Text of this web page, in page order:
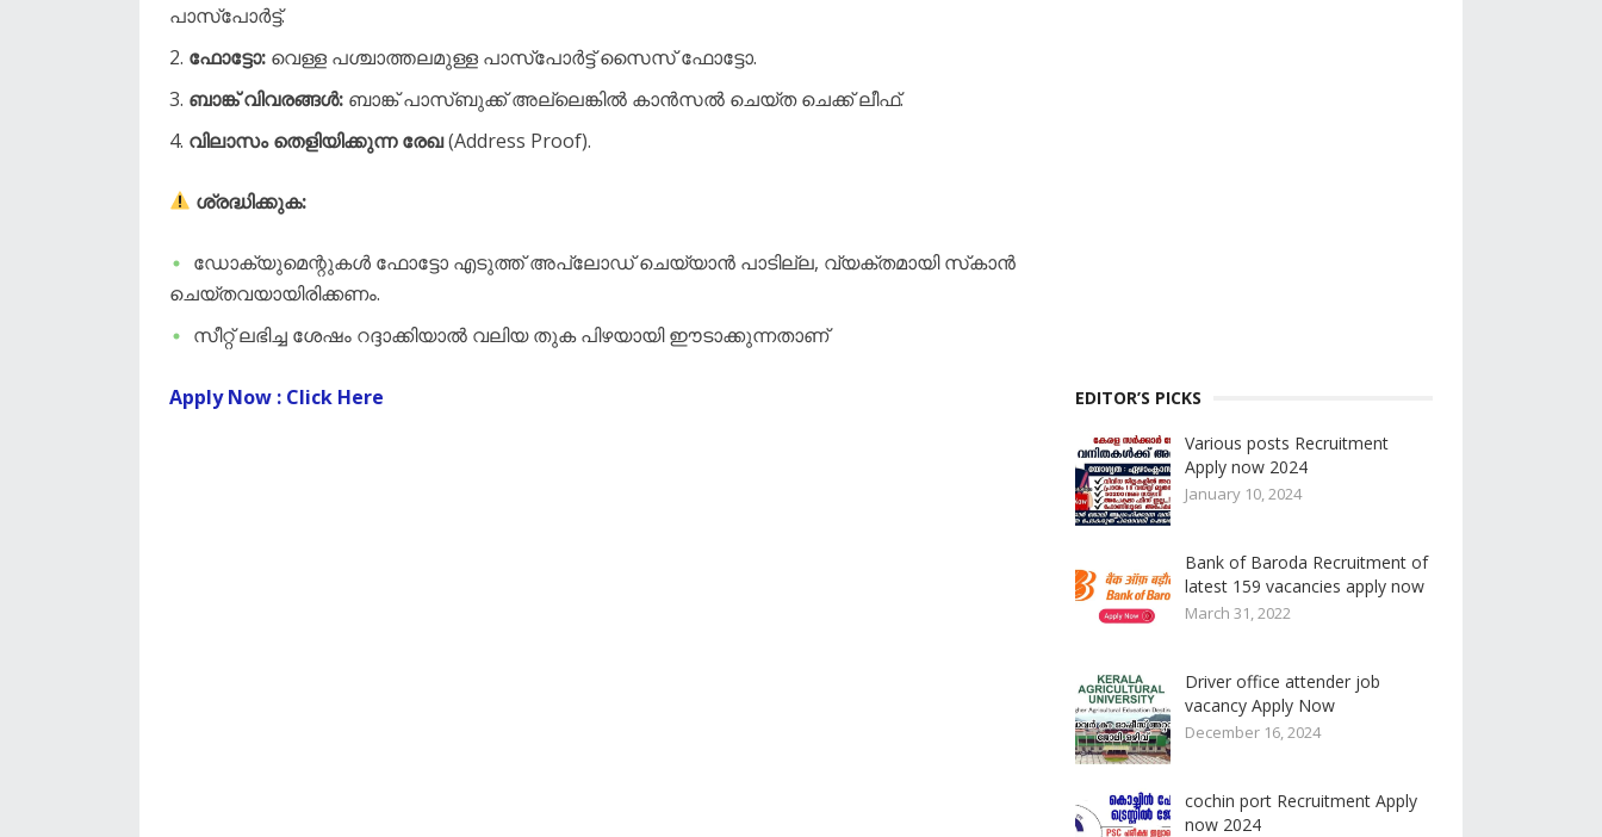
പാസ്‌പോർട്ട്.
ഫോട്ടോ: വെള്ള പശ്ചാത്തലമുള്ള പാസ്‌പോർട്ട് സൈസ് ഫോട്ടോ.
ബാങ്ക് വിവരങ്ങൾ: ബാങ്ക് പാസ്‌ബുക്ക് അല്ലെങ്കിൽ കാൻസൽ ചെയ്ത ചെക്ക് ലീഫ്.
വിലാസം തെളിയിക്കുന്ന രേഖ(Address Proof).
ശ്രദ്ധിക്കുക:
​ഡോക്യുമെന്റുകൾ ഫോട്ടോ എടുത്ത് അപ്‌ലോഡ് ചെയ്യാൻ പാടില്ല, വ്യക്തമായി സ്‌കാൻ
ചെയ്തവയായിരിക്കണം.
​സീറ്റ് ലഭിച്ച ശേഷം റദ്ദാക്കിയാൽ വലിയ തുക പിഴയായി ഈടാക്കുന്നതാണ്
Apply Now : Click Here
EDITOR’S PICKS
Various posts Recruitment
Apply now 2024
January 10, 2024
Bank of Baroda Recruitment of
latest 159 vacancies apply now
March 31, 2022
Driver office attender job
vacancy Apply Now
December 16, 2024
cochin port Recruitment Apply
now 2024